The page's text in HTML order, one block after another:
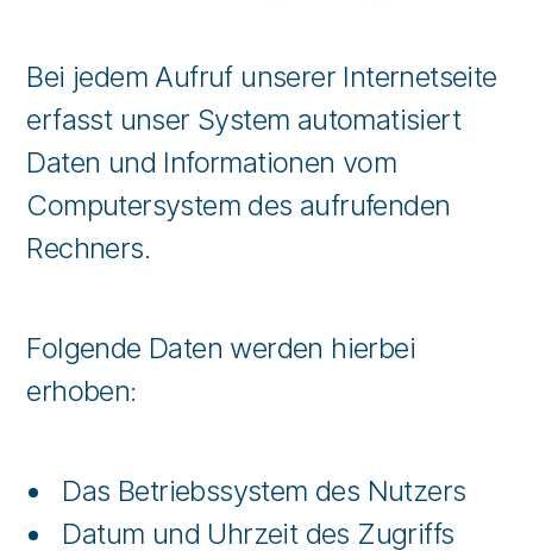
Bei jedem Aufruf unserer Internetseite
erfasst unser System automatisiert
Daten und Informationen vom
Computersystem des aufrufenden
Rechners.
Folgende Daten werden hierbei
erhoben:
Das Betriebssystem des Nutzers
Datum und Uhrzeit des Zugriffs